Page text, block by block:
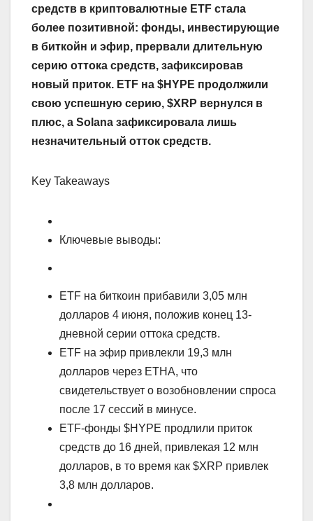
средств в криптовалютные ETF стала
более позитивной: фонды, инвестирующие
в биткойн и эфир, прервали длительную
серию оттока средств, зафиксировав
новый приток. ETF на $HYPE продолжили
свою успешную серию, $XRP вернулся в
плюс, а Solana зафиксировала лишь
незначительный отток средств.
Key Takeaways
Ключевые выводы:
ETF на биткоин прибавили 3,05 млн
долларов 4 июня, положив конец 13-
дневной серии оттока средств.
ETF на эфир привлекли 19,3 млн
долларов через ETHA, что
свидетельствует о возобновлении спроса
после 17 сессий в минусе.
ETF-фонды $HYPE продлили приток
средств до 16 дней, привлекая 12 млн
долларов, в то время как $XRP привлек
3,8 млн долларов.